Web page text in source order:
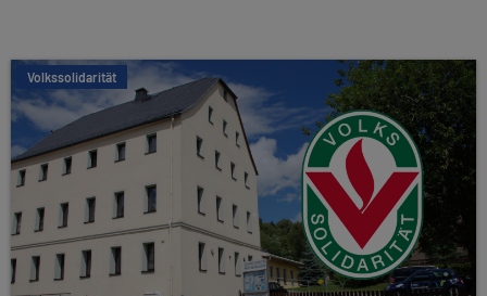
Volkssolidarität